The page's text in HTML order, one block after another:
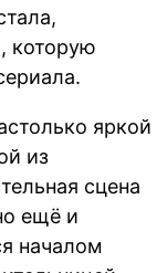
которую
яркой
из
сцена
ещё и
началом